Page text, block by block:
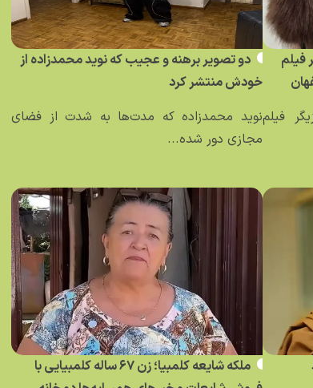
فیلم
فیلم
دو تصویر برهنه و عجیب که نوید محمدزاده از
خودش منتشر کرد
نوید محمدزاده که مدت‌ها به شدت از فضای
مجازی دور شده...
ملکه شایعه کلمبیا؛ زن ۶۷ ساله کلمبیایی با